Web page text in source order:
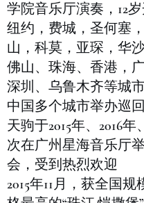
学院音乐厅演奏，12
纽约，费城，圣何塞
山，科莫，亚琛，华
佛山、珠海、香港，
深圳、乌鲁木齐等城
中国多个城市举办巡
天驹于2015年、2016年
次在广州星海音乐厅
会，受到热烈欢迎
2015年11月，获全国